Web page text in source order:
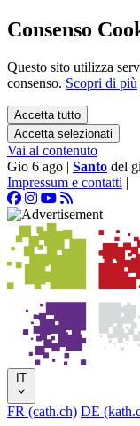
Consenso
Questo sito utilizza
consenso. Scopri di più
Accetta tutto
Accetta selezionati
Vai al contenuto
Gio 6 ago | Santo del
Impressum e contatti |
IT
FR (cath.ch) DE